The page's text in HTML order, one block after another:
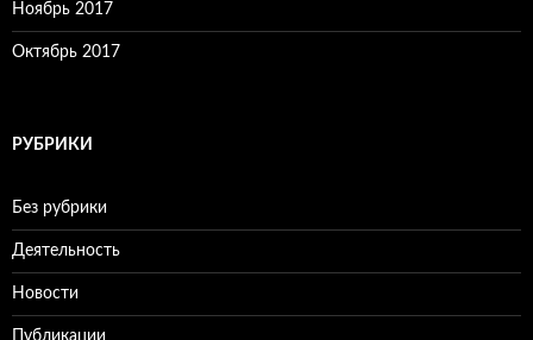
Ноябрь 2017
Октябрь 2017
РУБРИКИ
Без рубрики
Деятельность
Новости